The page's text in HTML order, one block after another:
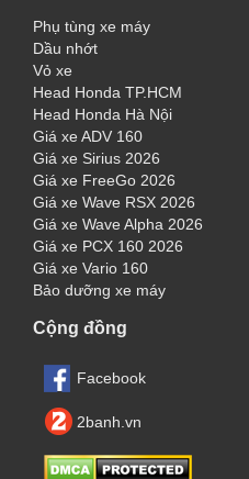
Phụ tùng xe máy
Dầu nhớt
Vỏ xe
Head Honda TP.HCM
Head Honda Hà Nội
Giá xe ADV 160
Giá xe Sirius 2026
Giá xe FreeGo 2026
Giá xe Wave RSX 2026
Giá xe Wave Alpha 2026
Giá xe PCX 160 2026
Giá xe Vario 160
Bảo dưỡng xe máy
Cộng đồng
Facebook
2banh.vn